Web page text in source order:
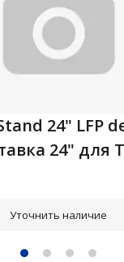
24" LFP
24" для
Уточнить наличие